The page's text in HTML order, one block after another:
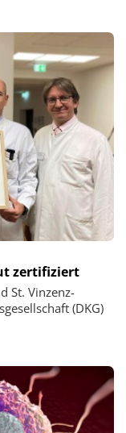
zertifiziert
St. Vinzenz-
(DKG)